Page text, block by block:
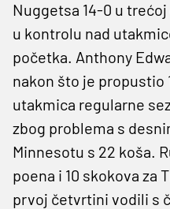
Nuggetsa 14-0 u
u kontrolu nad
početka. Anthony
nakon što je propustio
utakmica regularne
zbog problema s
Minnesotu s 22 koša.
poena i 10 skokova za
prvoj četvrtini vodili s